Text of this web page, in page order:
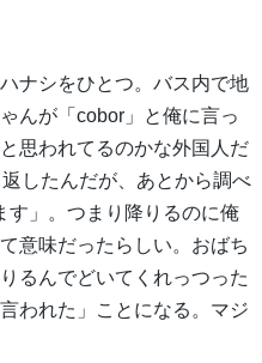
ナシをひとつ。バス内で地
んが「cobor」と俺に言っ
思われてるのかな外国人だ
したんだが、あとから調べ
す」。つまり降りるのに俺
意味だったらしい。おばち
るんでどいてくれっつった
われた」ことになる。マジ